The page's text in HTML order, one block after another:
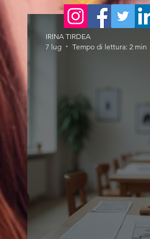
IRINA TIRDEA
7 lug
Tempo di lettura: 2 min